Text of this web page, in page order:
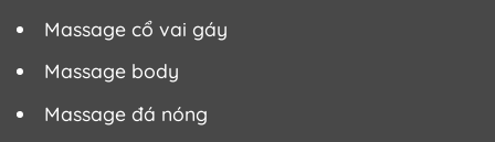
Massage cổ vai gáy
Massage body
Massage đá nóng